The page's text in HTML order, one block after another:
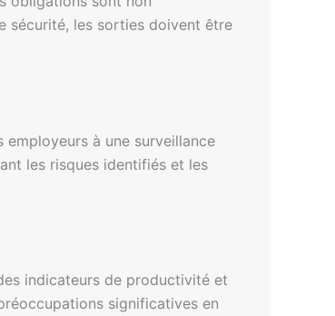
sécurité, les sorties doivent être
employeurs à une surveillance
les risques identifiés et les
indicateurs de productivité et
significatives en